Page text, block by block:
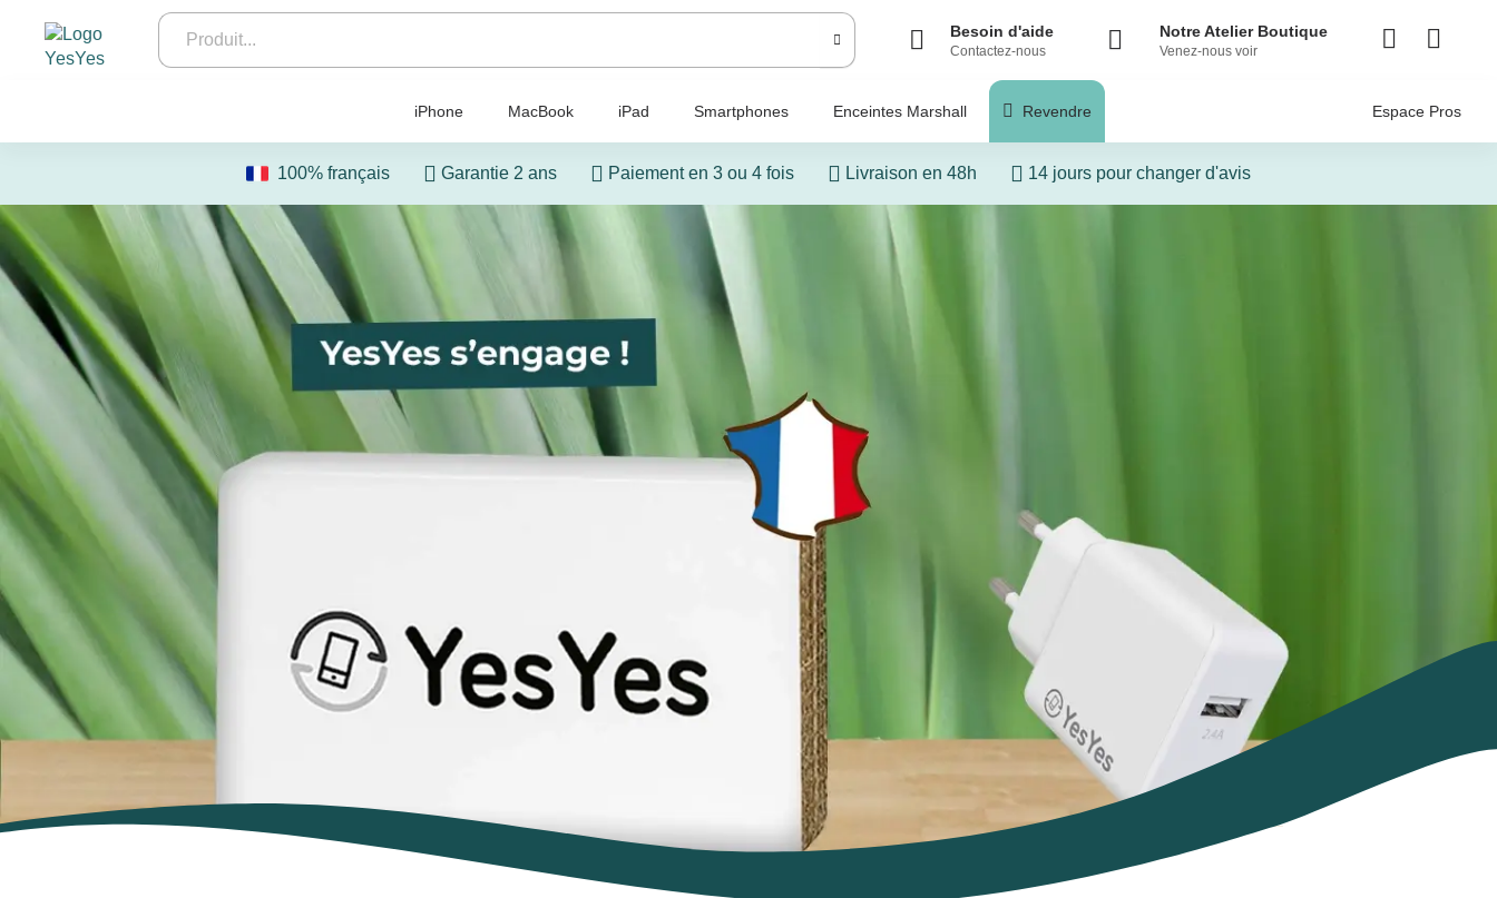
Besoin d'aide
Contactez-nous
Notre Atelier Boutique
Venez-nous voir
iPhone MacBook iPad Smartphones Enceintes Marshall Revendre Espace Pros
100% français Garantie 2 ans Paiement en 3 ou 4 fois Livraison en 48h 14 jours pour changer d'avis